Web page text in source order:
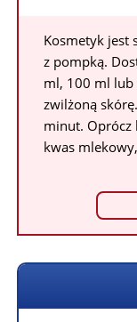
Kosmetyk jest
z pompką.
ml, 100 ml lub
zwilżoną
minut. Oprócz
kwas